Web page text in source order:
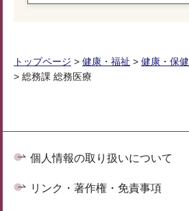
トップページ > 健康・福祉 > 健康・保健
> 総務課 総務医療
個人情報の取り扱いについて
リンク・著作権・免責事項